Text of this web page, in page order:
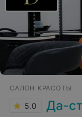
САЛОН КРАСОТЫ
5.0 Да-